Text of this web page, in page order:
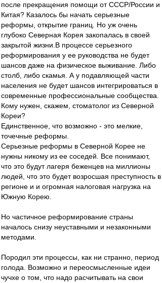
после прекращения помощи от СССР/России и
Китая? Казалось бы начать серьезные
реформы, открытие границ. Но уж очень
глубоко Северная Корея закопалась в своей
закрытой жизни.В процессе серьезного
реформирования у ее руководства не будет
шансов даже на физическое выживание. Либо
столб, либо скамья. А у подавляющей части
населения не будет шансов интегрироваться в
современные профессиональные сообщества.
Кому нужен, скажем, стоматолог из Северной
Кореи?
Единственное, что возможно - это мелкие,
точечные реформы.
Серьезные реформы в Северной Корее не
нужны никому из ее соседей. Все понимают,
что это будут лагеря беженцев на миллионы
людей, что это будет возросшая преступность в
регионе и и огромная налоговая нагрузка на
Южную Корею.
Но частичное реформирование страны
началось снизу неуставными и незаконными
методами.
Породил эти процессы, как ни странно, период
голода. Возможно и переосмысленные идеи
чучхе о том, что надо расчитывать на свои